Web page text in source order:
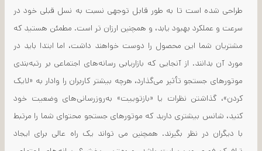
طراحی شده است تا به طور قابل توجهی نسبت به نسل قبلی خود در
سرعت و عملکرد بهبود یابد، و همچنین ارزان تر است. مطمئن هستید که
مشتریان شما این محصول را دوست خواهند داشت، اما ابتدا باید در
مورد آن بدانند. از آنجایی که بازاریابی رسانه‌های اجتماعی بر رتبه‌بندی
موتورهای جستجو تأثیر می‌گذارد، هرچه بیشتر کاربران را وادار به «لایک
کردن»، گذاشتن نظرات یا «بازتوییت» به‌روزرسانی‌های وضعیت خود
کنید، شانس بیشتری دارید که موتورهای جستجو محتوای شما را مرتبط
با دیگران در نظر بگیرند. همچنین می تواند یک راه عالی برای ایجاد